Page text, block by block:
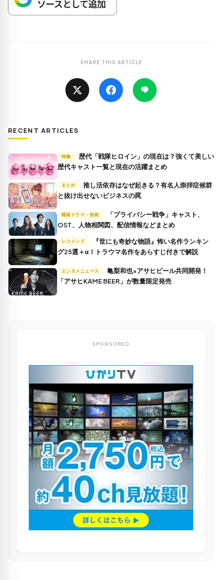
SHARE THIS ARTICLE
RECENT ARTICLES
特撮
歴代キャスト一覧と現在の活躍まとめ
まとめ
推し活依存はなぜ起きる？有名人崇拝症候群
と抜け出せないビジネスの罠
韓国ドラマ・映画
OST、人物相関図、配信情報などまとめ
レコメンド
グ25選＋α！トラウマ名作をあらすじ付きで解説
エンタメニュース
「アサヒKAME BEER」が数量限定発売
SPONSORED